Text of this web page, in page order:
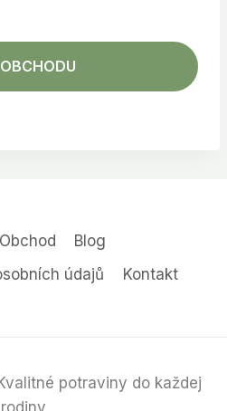
Obchod
Blog
údajů
Kontakt
potraviny do každej
rodiny.